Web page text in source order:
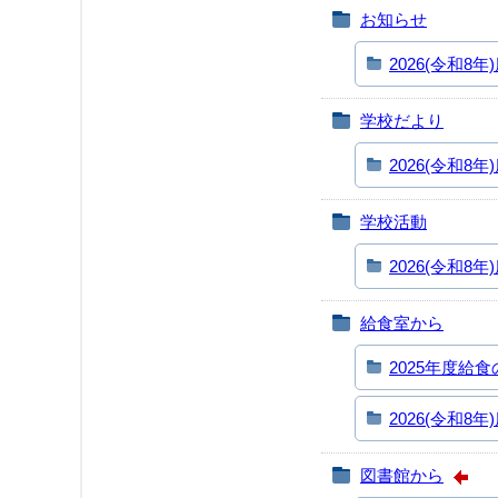
お知らせ
2026(令和8年
学校だより
2026(令和8年
学校活動
2026(令和8年
給食室から
2025年度給食
2026(令和8年
図書館から